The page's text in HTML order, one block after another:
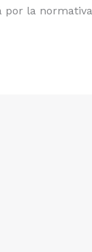
por la